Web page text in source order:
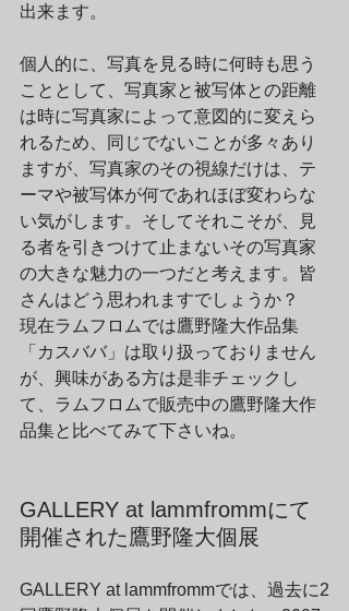
出来ます。
個人的に、写真を見る時に何時も思う
こととして、写真家と被写体との距離
は時に写真家によって意図的に変えら
れるため、同じでないことが多々あり
ますが、写真家のその視線だけは、テ
ーマや被写体が何であれほぼ変わらな
い気がします。そしてそれこそが、見
る者を引きつけて止まないその写真家
の大きな魅力の一つだと考えます。皆
さんはどう思われますでしょうか？
現在ラムフロムでは鷹野隆大作品集
「カスババ」は取り扱っておりません
が、興味がある方は是非チェックし
て、ラムフロムで販売中の鷹野隆大作
品集と比べてみて下さいね。
GALLERY at lammfrommにて
開催された鷹野隆大個展
GALLERY at lammfrommでは、過去に2